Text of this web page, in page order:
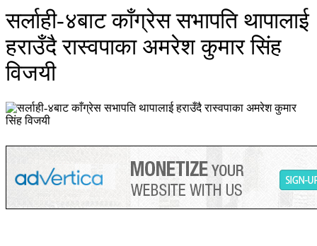
सर्लाही-४बाट काँग्रेस सभापति थापालाई
हराउँदै रास्वपाका अमरेश कुमार सिंह
विजयी